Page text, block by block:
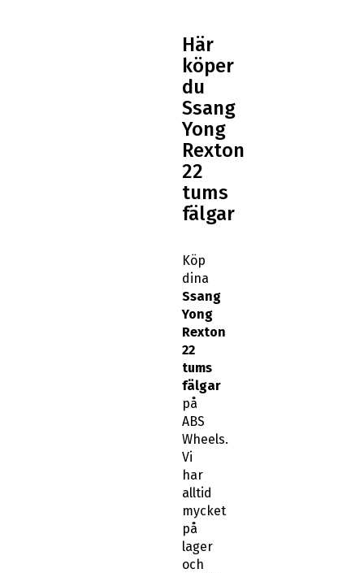
Här
köper
du
Ssang
Yong
Rexton
22
tums
fälgar
Köp
dina
Ssang
Yong
Rexton
22
tums
fälgar
på
ABS
Wheels.
Vi
har
alltid
mycket
på
lager
och